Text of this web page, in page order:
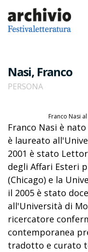
Nasi, Franco
PERSONA
Franco Nasi
Franco Nasi è
è laureato
2001 è stato
degli Affari Esteri
(Chicago) e la
il 2005 è stato
all'Università di
ricercatore
contemporanea
tradotto e curato